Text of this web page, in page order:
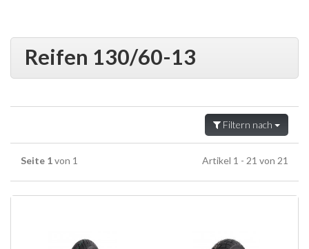
Reifen 130/60-13
Filtern nach
Seite 1von 1 Artikel 1 - 21 von 21